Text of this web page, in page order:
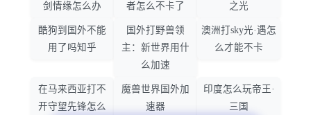
剑情缘怎么办
者怎么不卡了
之光
酷狗到国外不能
用了吗知乎
国外打野兽领
主：新世界用什
么加速
澳洲打sky光·遇怎
么才能不卡
在马来西亚打不
开守望先锋怎么
魔兽世界国外加
速器
印度怎么玩帝王·
三国